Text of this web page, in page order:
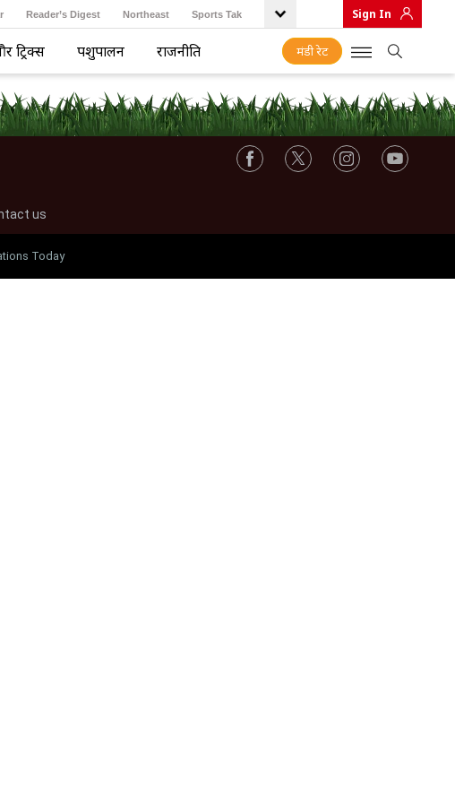
Reader’s Digest Northeast Sports Tak Sign In
ट्रिक्स पशुपालन राजनीति मंडी रेट
us
Today